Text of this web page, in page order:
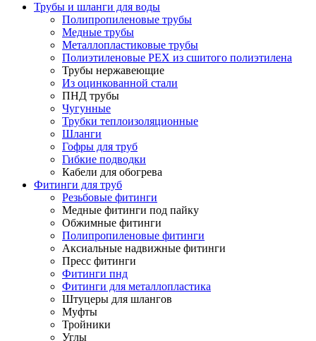
Трубы и шланги для воды
Полипропиленовые трубы
Медные трубы
Металлопластиковые трубы
Полиэтиленовые PEX из сшитого полиэтилена
Трубы нержавеющие
Из оцинкованной стали
ПНД трубы
Чугунные
Трубки теплоизоляционные
Шланги
Гофры для труб
Гибкие подводки
Кабели для обогрева
Фитинги для труб
Резьбовые фитинги
Медные фитинги под пайку
Обжимные фитинги
Полипропиленовые фитинги
Аксиальные надвижные фитинги
Пресс фитинги
Фитинги пнд
Фитинги для металлопластика
Штуцеры для шлангов
Муфты
Тройники
Углы